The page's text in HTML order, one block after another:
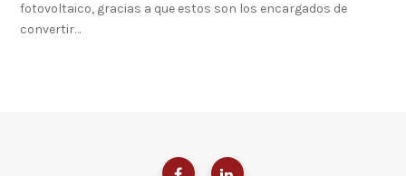
fotovoltaico, gracias a que estos son los encargados de
convertir…